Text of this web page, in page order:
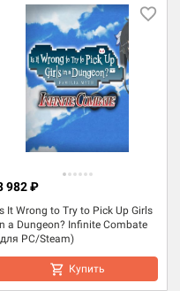
It Wrong to Try to Pick Up Girls
a Dungeon? Infinite Combate
PC/Steam)
982 ₽
Купить